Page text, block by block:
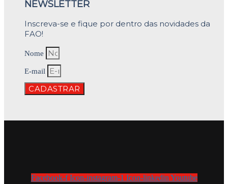
NEWSLETTER
Inscreva-se e fique por dentro das novidades da
FAO!
Nome
E-mail
CADASTRAR
Facebook-f Icon-instagram-1 Icon-linkedin Youtube